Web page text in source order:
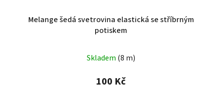
Melange šedá svetrovina elastická se stříbrným
potiskem
hodnocení
produktu
Skladem (8 m)
100 Kč